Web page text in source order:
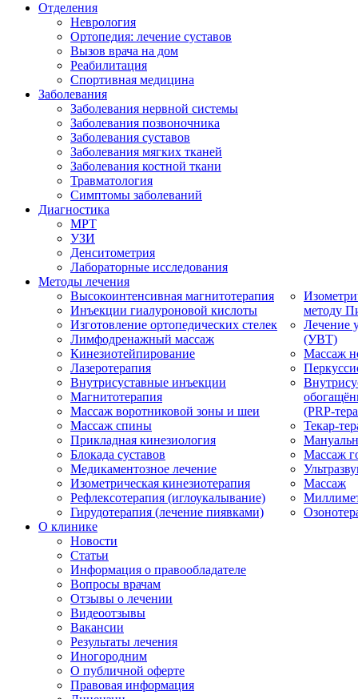
Отделения
Неврология
Ортопедия: лечение суставов
Вызов врача на дом
Реабилитация
Спортивная медицина
Заболевания
Заболевания нервной системы
Заболевания позвоночника
Заболевания суставов
Заболевания мягких тканей
Заболевания костной ткани
Травматология
Симптомы заболеваний
Диагностика
МРТ
УЗИ
Денситометрия
Лабораторные исследования
Методы лечения
Высокоинтенсивная магнитотерапия
Инъекции гиалуроновой кислоты
Изготовление ортопедических стелек
Лимфодренажный массаж
Кинезиотейпирование
Лазеротерапия
Внутрисуставные инъекции
Магнитотерапия
Массаж воротниковой зоны и шеи
Массаж спины
Прикладная кинезиология
Блокада суставов
Медикаментозное лечение
Изометрическая кинезиотерапия
Рефлексотерапия (иглоукалывание)
Гирудотерапия (лечение пиявками)
методу
Лечение
(УВТ)
Массаж
(PRP-
Текар-
Массаж
Массаж
О клинике
Новости
Статьи
Информация о правообладателе
Вопросы врачам
Отзывы о лечении
Видеоотзывы
Вакансии
Результаты лечения
Иногородним
О публичной оферте
Правовая информация